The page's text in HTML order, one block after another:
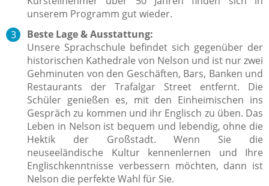
unserem Programm gut wieder.
Beste Lage & Ausstattung:
Unsere Sprachschule befindet sich gegenüber der
historischen Kathedrale von Nelson und ist nur zwei
Gehminuten von den Geschäften, Bars, Banken und
Restaurants der Trafalgar Street entfernt. Die
Schüler genießen es, mit den Einheimischen ins
Gespräch zu kommen und ihr Englisch zu üben. Das
Leben in Nelson ist bequem und lebendig, ohne die
Hektik der Großstadt. Wenn Sie die
neuseeländische Kultur kennenlernen und Ihre
Englischkenntnisse verbessern möchten, dann ist
Nelson die perfekte Wahl für Sie.